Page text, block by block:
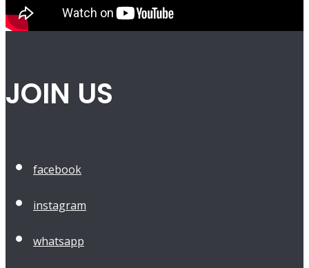
JOIN US
facebook
instagram
whatsapp